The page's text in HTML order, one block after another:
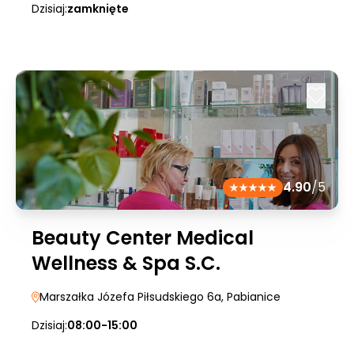
Dzisiaj:zamknięte
4.90/5
Beauty Center Medical
Wellness & Spa S.C.
Marszałka Józefa Piłsudskiego 6a, Pabianice
Dzisiaj:08:00-15:00